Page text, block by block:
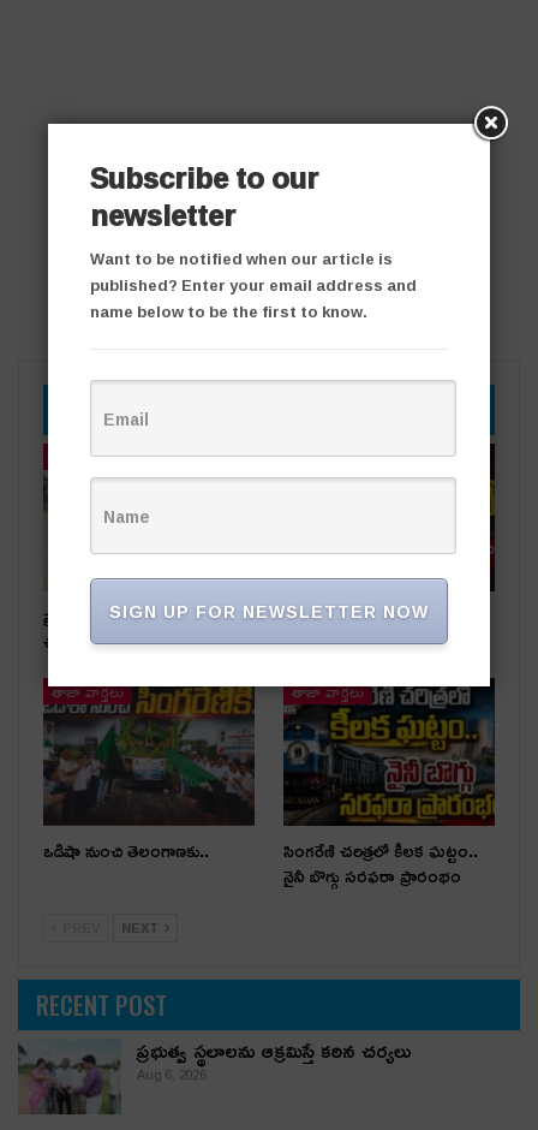
YOU MIGHT ALSO LIKE
తాజా వార్తలు
ప్రభుత్వ స్థలాలను ఆక్రమిస్తే కఠిన
చర్యలు
తాజా వార్తలు
రాజకీయ దివాళాకోరుతనం
తాజా వార్తలు
ఒడిషా నుంచి తెలంగాణ‌కు..
తాజా వార్తలు
సింగరేణి చరిత్రలో కీలక ఘట్టం..
నైనీ బొగ్గు సరఫరా ప్రారంభం
NEXT
RECENT POST
ప్రభుత్వ స్థలాలను ఆక్రమిస్తే కఠిన చర్యలు
Aug 6, 2026
Subscribe to our
newsletter
Want to be notified when our article is
published? Enter your email address and
name below to be the first to know.
SIGN UP FOR NEWSLETTER NOW